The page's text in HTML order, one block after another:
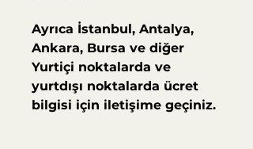
Ayrıca İstanbul, Antalya,
Ankara, Bursa ve diğer
Yurtiçi noktalarda ve
yurtdışı noktalarda ücret
bilgisi için iletişime geçiniz.